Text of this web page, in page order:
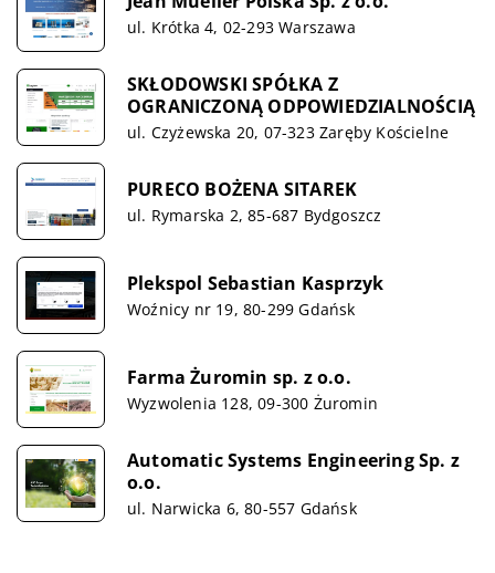
ul. Krótka 4, 02-293 Warszawa
SKŁODOWSKI SPÓŁKA Z
OGRANICZONĄ ODPOWIEDZIALNOŚCIĄ
ul. Czyżewska 20, 07-323 Zaręby Kościelne
PURECO BOŻENA SITAREK
ul. Rymarska 2, 85-687 Bydgoszcz
Plekspol Sebastian Kasprzyk
Woźnicy nr 19, 80-299 Gdańsk
Farma Żuromin sp. z o.o.
Wyzwolenia 128, 09-300 Żuromin
Automatic Systems Engineering Sp. z
o.o.
ul. Narwicka 6, 80-557 Gdańsk